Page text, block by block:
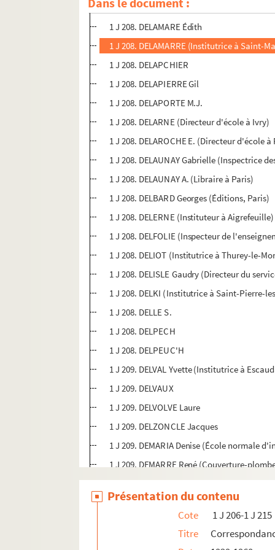
1 J 208. DELALE (Inspectrice de
1 J 208. DELAMARE Édith
1 J 208. DELAMARRE (Institutrice à Saint-
1 J 208. DELAPCHIER
1 J 208. DELAPIERRE Gil
1 J 208. DELAPORTE M.J.
1 J 208. DELARNE (Directeur d'école à Ivry)
1 J 208. DELAROCHE E. (Directeur d'école
1 J 208. DELAUNAY Gabrielle (Inspectrice
1 J 208. DELAUNAY A. (Libraire à Paris)
1 J 208. DELBARD Georges (Éditions, Paris)
1 J 208. DELERNE (Instituteur à Aigrefeuille)
1 J 208. DELFOLIE (Inspecteur de
1 J 208. DELIOT (Institutrice à Thurey-le-
1 J 208. DELISLE Gaudry (Directeur du
1 J 208. DELKI (Institutrice à Saint-Pierre-
1 J 208. DELLE S.
1 J 208. DELPECH
1 J 208. DELPEUC'H
1 J 209. DELVAL Yvette (Institutrice à
1 J 209. DELVAUX
1 J 209. DELVOLVE Laure
1 J 209. DELZONCLE Jacques
1 J 209. DEMARIA Denise (École normale
1 J 209. DEMARRE René (Couverture-
1 J 209. DEMOLY S. (Cours Pierre Termier,
1 J 209. DEMOULIN François
1 J 209. DENANTE (Ecole maternelle,
1 J 209. DENGLER Paul (Directeur du «
Présentation du contenu
Cote
1 J 206-1 J 215
Titre